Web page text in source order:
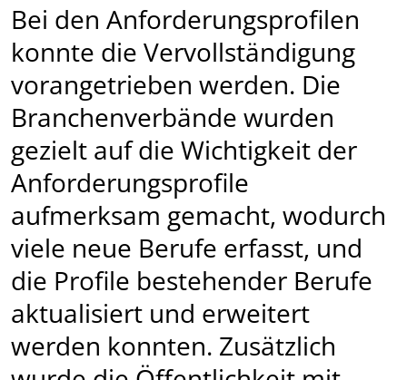
Bei den Anforderungsprofilen
konnte die Vervollständigung
vorangetrieben werden. Die
Branchen­verbände wurden
gezielt auf die Wichtigkeit der
Anforderungsprofile
aufmerksam gemacht, wodurch
viele neue Berufe erfasst, und
die Profile bestehender Berufe
aktualisiert und erweitert
werden konnten. Zusätzlich